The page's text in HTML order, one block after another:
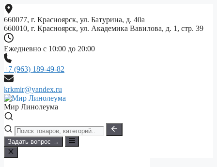
Перейти
к
содержимому
660077, г. Красноярск, ул. Батурина, д. 40а
660010, г. Красноярск, ул. Академика Вавилова, д. 1, стр. 39
Ежедневно с 10:00 до 20:00
+7 (963) 189-49-82
krkmir@yandex.ru
Мир Линолеума
Задать вопрос →